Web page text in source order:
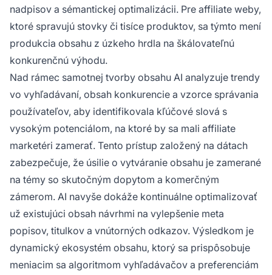
nadpisov a sémantickej optimalizácii. Pre affiliate weby,
ktoré spravujú stovky či tisíce produktov, sa týmto mení
produkcia obsahu z úzkeho hrdla na škálovateľnú
konkurenčnú výhodu.
Nad rámec samotnej tvorby obsahu AI analyzuje trendy
vo vyhľadávaní, obsah konkurencie a vzorce správania
používateľov, aby identifikovala kľúčové slová s
vysokým potenciálom, na ktoré by sa mali affiliate
marketéri zamerať. Tento prístup založený na dátach
zabezpečuje, že úsilie o vytváranie obsahu je zamerané
na témy so skutočným dopytom a komerčným
zámerom. AI navyše dokáže kontinuálne optimalizovať
už existujúci obsah návrhmi na vylepšenie meta
popisov, titulkov a vnútorných odkazov. Výsledkom je
dynamický ekosystém obsahu, ktorý sa prispôsobuje
meniacim sa algoritmom vyhľadávačov a preferenciám